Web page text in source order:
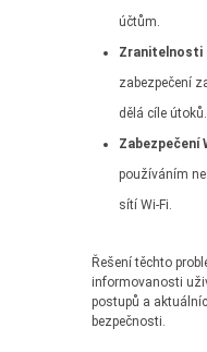
účtům.
Zranitelnosti
zabezpečení
dělá cíle útoků.
Zabezpečení
používáním
sítí Wi-Fi.
Řešení těchto
informovanosti
postupů a
bezpečnosti.